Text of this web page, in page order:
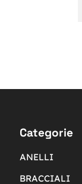
Categorie
ANELLI
BRACCIALI